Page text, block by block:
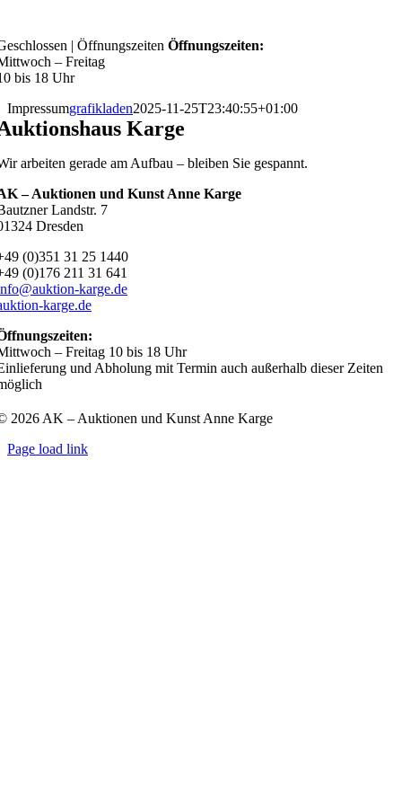
content
| Öffnungszeiten Öffnungszeiten:
– Freitag
bis 18 Uhr
Impressumgrafikladen2025-11-25T23:40:55+01:00
Karge
arbeiten gerade am Aufbau – bleiben Sie gespannt.
– Auktionen und Kunst Anne Karge
Landstr. 7
Dresden
(0)351 31 25 1440
(0)176 211 31 641
karge.de
karge.de
– Freitag 10 bis 18 Uhr
und Abholung mit Termin auch außerhalb dieser Zeiten
2026 AK – Auktionen und Kunst Anne Karge
Page load link